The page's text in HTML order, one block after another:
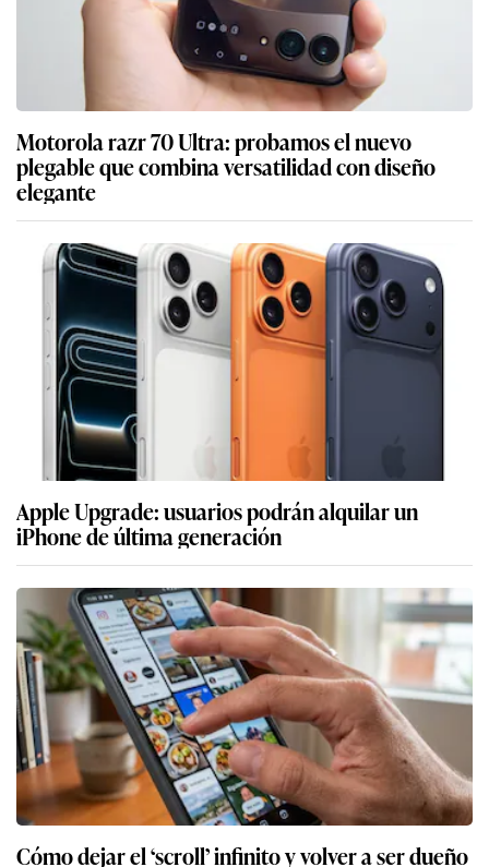
Motorola razr 70 Ultra: probamos el nuevo
plegable que combina versatilidad con diseño
elegante
Apple Upgrade: usuarios podrán alquilar un
iPhone de última generación
Cómo dejar el ‘scroll’ infinito y volver a ser dueño